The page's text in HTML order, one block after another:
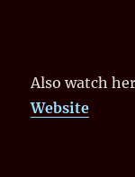
Also watch
Website